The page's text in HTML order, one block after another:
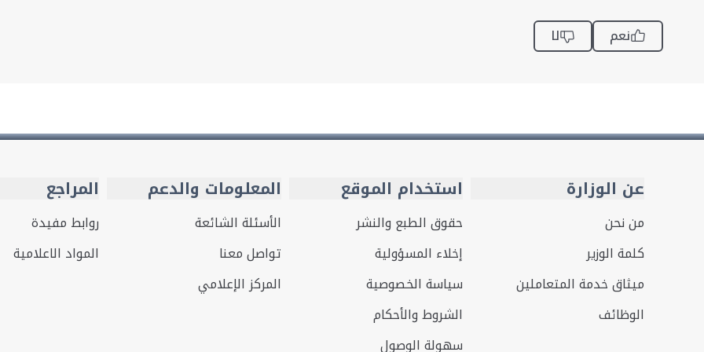
نعم لا
عن الوزارة
من نحن
كلمة الوزير
ميثاق خدمة المتعاملين
الوظائف
استخدام الموقع
حقوق الطبع والنشر
إخلاء المسؤولية
سياسة الخصوصية
الشروط والأحكام
سهولة الوصول
المعلومات والدعم
الأسئلة الشائعة
تواصل معنا
المركز الإعلامي
المراجع
روابط مفيدة
المواد الاعلامية